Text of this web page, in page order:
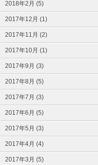
2018年2月 (5)
2017年12月 (1)
2017年11月 (2)
2017年10月 (1)
2017年9月 (3)
2017年8月 (5)
2017年7月 (3)
2017年6月 (5)
2017年5月 (3)
2017年4月 (4)
2017年3月 (5)